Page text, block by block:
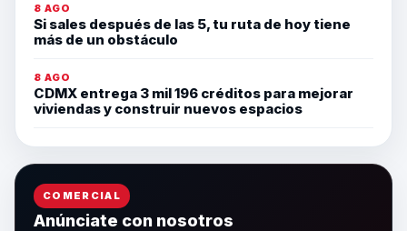
8 AGO
Si sales después de las 5, tu ruta de hoy tiene
más de un obstáculo
8 AGO
CDMX entrega 3 mil 196 créditos para mejorar
viviendas y construir nuevos espacios
COMERCIAL
Anúnciate con nosotros